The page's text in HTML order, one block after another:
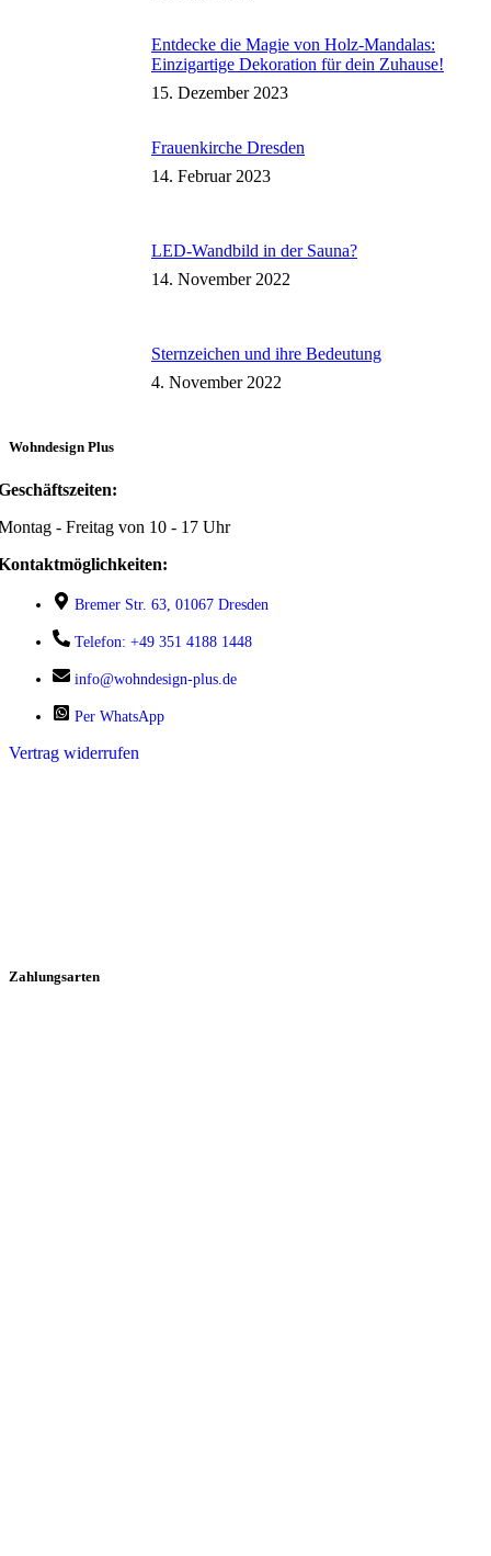
Entdecke die Magie von Holz-Mandalas:
Einzigartige Dekoration für dein Zuhause!
15. Dezember 2023
Frauenkirche Dresden
14. Februar 2023
LED-Wandbild in der Sauna?
14. November 2022
Sternzeichen und ihre Bedeutung
4. November 2022
Wohndesign Plus
- Freitag von 10 - 17 Uhr
Bremer Str. 63, 01067 Dresden
Telefon: +49 351 4188 1448
info@wohndesign-plus.de
Per WhatsApp
Vertrag widerrufen
Zahlungsarten